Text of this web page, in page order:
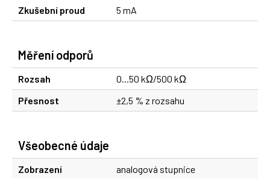
Zkušební proud
5 mA
Měření odporů
Rozsah
0...50 kΩ/500 kΩ
Přesnost
±2,5 % z rozsahu
Všeobecné údaje
Zobrazení
analogová stupnice